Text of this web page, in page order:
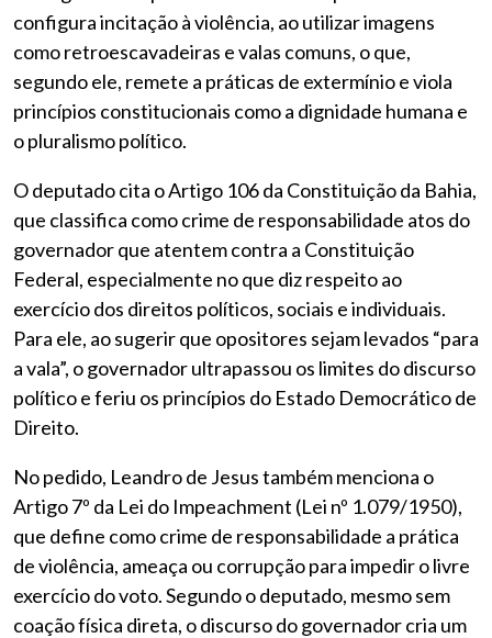
configura incitação à violência, ao utilizar imagens
como retroescavadeiras e valas comuns, o que,
segundo ele, remete a práticas de extermínio e viola
princípios constitucionais como a dignidade humana e
o pluralismo político.
O deputado cita o Artigo 106 da Constituição da Bahia,
que classifica como crime de responsabilidade atos do
governador que atentem contra a Constituição
Federal, especialmente no que diz respeito ao
exercício dos direitos políticos, sociais e individuais.
Para ele, ao sugerir que opositores sejam levados “para
a vala”, o governador ultrapassou os limites do discurso
político e feriu os princípios do Estado Democrático de
Direito.
No pedido, Leandro de Jesus também menciona o
Artigo 7º da Lei do Impeachment (Lei nº 1.079/1950),
que define como crime de responsabilidade a prática
de violência, ameaça ou corrupção para impedir o livre
exercício do voto. Segundo o deputado, mesmo sem
coação física direta, o discurso do governador cria um